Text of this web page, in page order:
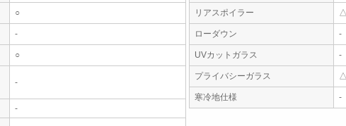
○
-
○
-
-
リアスポイラー △
ローダウン -
UVカットガラス -
プライバシーガラス △
寒冷地仕様 -